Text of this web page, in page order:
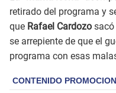
retirado del programa y
que Rafael Cardozo sacó
se arrepiente de que el
programa con esas